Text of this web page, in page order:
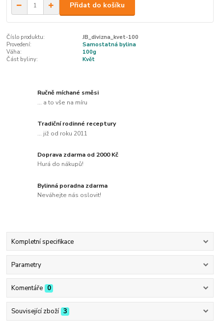
Přidat do košíku
Číslo produktu:
JB_divizna_kvet-100
Provedení:
Samostatná bylina
Váha:
100g
Část byliny:
Květ
Ručně míchané směsi
... a to vše na míru
Tradiční rodinné receptury
... již od roku 2011
Doprava zdarma od 2000 Kč
Hurá do nákupů!
Bylinná poradna zdarma
Neváhejte nás oslovit!
Kompletní specifikace
Parametry
Komentáře 0
Související zboží 3